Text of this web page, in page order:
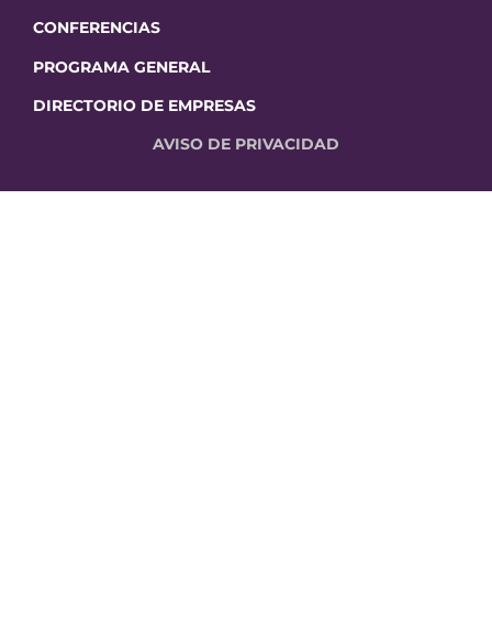
CONFERENCIAS
PROGRAMA GENERAL
DIRECTORIO DE EMPRESAS
AVISO DE PRIVACIDAD